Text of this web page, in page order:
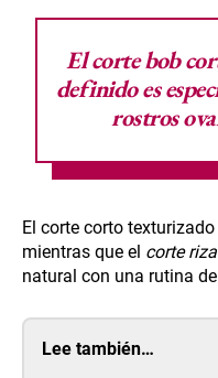
Elcorte bob
definidoes
rostros
El corte corto
mientras que el corte
natural con una rutina
Lee también…